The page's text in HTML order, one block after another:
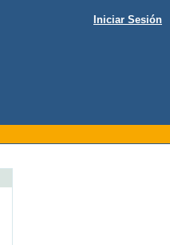
Iniciar Sesión